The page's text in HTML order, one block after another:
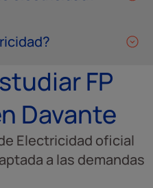
FP
Davante
Electricidad oficial
a las demandas